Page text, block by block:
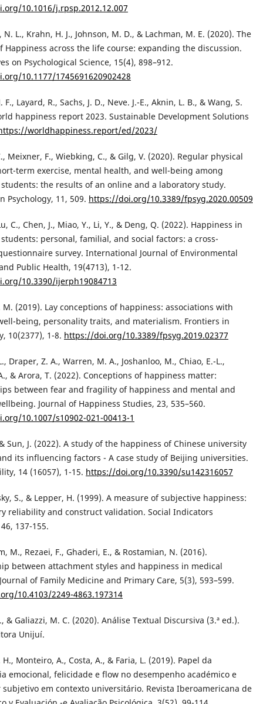
10.1016/j.rpsp.2012.12.007
N. L., Krahn, H. J., Johnson, M. D., & Lachman, M. E. (2020). The
Happiness across the life course: expanding the discussion.
on Psychological Science, 15(4), 898–912.
10.1177/1745691620902428
F., Layard, R., Sachs, J. D., Neve. J.-E., Aknin, L. B., & Wang, S.
happiness report 2023. Sustainable Development Solutions
worldhappiness.report/ed/2023/
Meixner, F., Wiebking, C., & Gilg, V. (2020). Regular physical
term exercise, mental health, and well-being among
the results of an online and a laboratory study.
Psychology, 11, 509. https://doi.org/10.3389/fpsyg.2020.00509
C., Chen, J., Miao, Y., Li, Y., & Deng, Q. (2022). Happiness in
personal, familial, and social factors: a cross-
survey. International Journal of Environmental
Public Health, 19(4713), 1-12.
10.3390/ijerph19084713
M. (2019). Lay conceptions of happiness: associations with
being, personality traits, and materialism. Frontiers in
10(2377), 1-8. https://doi.org/10.3389/fpsyg.2019.02377
Draper, Z. A., Warren, M. A., Joshanloo, M., Chiao, E.-L.,
& Arora, T. (2022). Conceptions of happiness matter:
between fear and fragility of happiness and mental and
Journal of Happiness Studies, 23, 535–560.
10.1007/s10902-021-00413-1
Sun, J. (2022). A study of the happiness of Chinese university
its influencing factors - A case study of Beijing universities.
14 (16057), 1-15. https://doi.org/10.3390/su142316057
S., & Lepper, H. (1999). A measure of subjective happiness:
reliability and construct validation. Social Indicators
137-155.
M., Rezaei, F., Ghaderi, E., & Rostamian, N. (2016).
between attachment styles and happiness in medical
of Family Medicine and Primary Care, 5(3), 593–599.
10.4103/2249-4863.197314
& Galiazzi, M. C. (2020). Análise Textual Discursiva (3.ª ed.).
Unijuí.
Monteiro, A., Costa, A., & Faria, L. (2019). Papel da
emocional, felicidade e flow no desempenho académico e
subjetivo em contexto universitário. Revista Iberoamericana de